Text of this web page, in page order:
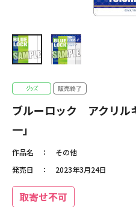
ブルーロック アクリル
一」
作品名
その他
発売日
2023年3月24日
取寄せ不可